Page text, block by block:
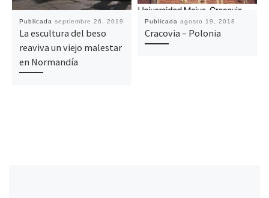
Publicada septiembre 26, 2019
La escultura del beso
reaviva un viejo malestar
en Normandía
Publicada agosto 19, 2018
Cracovia – Polonia